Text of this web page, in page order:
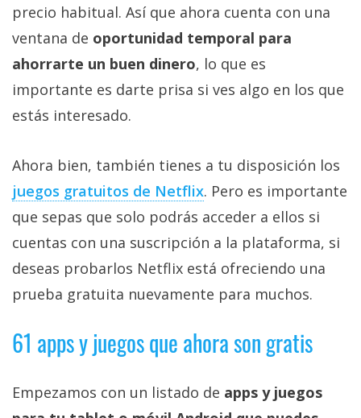
precio habitual. Así que ahora cuenta con una
ventana de oportunidad temporal para
ahorrarte un buen dinero, lo que es
importante es darte prisa si ves algo en los que
estás interesado.
Ahora bien, también tienes a tu disposición los
juegos gratuitos de Netflix‎. Pero es importante
que sepas que solo podrás acceder a ellos si
cuentas con una suscripción a la plataforma, si
deseas probarlos Netflix está ofreciendo una
prueba gratuita nuevamente para muchos.
61 apps y juegos que ahora son gratis
Empezamos con un listado de apps y juegos